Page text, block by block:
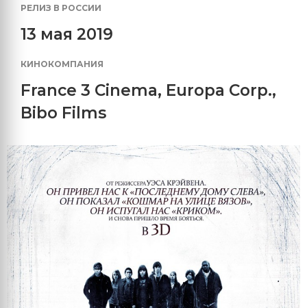
РЕЛИЗ В РОССИИ
13 мая 2019
КИНОКОМПАНИЯ
France 3 Cinema, Europa Corp.,
Bibo Films